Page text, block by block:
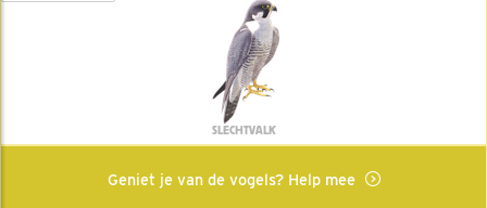
SLECHTVALK
Geniet je van de vogels? Help mee